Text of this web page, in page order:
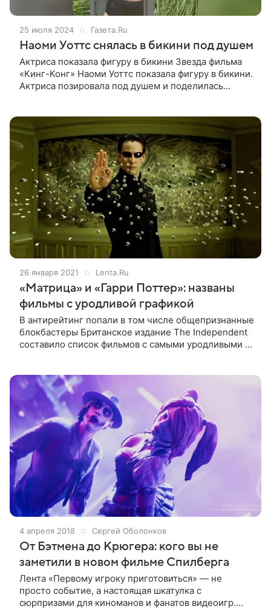
25 июля 2024 Газета.Ru
Наоми Уоттс снялась в бикини под душем
Актриса показала фигуру в бикини Звезда фильма
«Кинг-Конг» Наоми Уоттс показала фигуру в бикини.
Актриса позировала под душем и поделилась
26 января 2021 Lenta.Ru
«Матрица» и «Гарри Поттер»: названы
фильмы с уродливой графикой
В антирейтинг попали в том числе общепризнанные
блокбастеры Британское издание The Independent
составило список фильмов с самыми уродливыми и
4 апреля 2018 Сергей Оболонков
От Бэтмена до Крюгера: кого вы не
заметили в новом фильме Спилберга
Лента «Первому игроку приготовиться» — не
просто событие, а настоящая шкатулка с
сюрпризами для киноманов и фанатов видеоигр.